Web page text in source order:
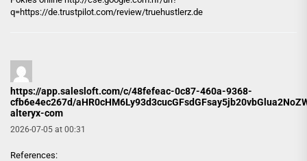
q=https://de.trustpilot.com/review/truehustlerz.de
https://app.salesloft.com/c/48fefeac-0c87-460a-9368-
cfb6e4ec267d/
alteryx-com
2026-07-05 at 00:31
References: